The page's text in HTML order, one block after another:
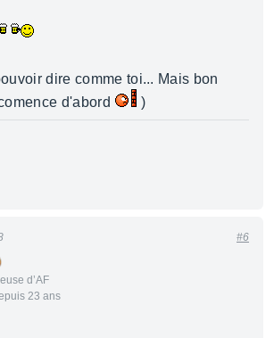
dire comme toi... Mais bon
d'abord
)
d’AF
23 ans
#6